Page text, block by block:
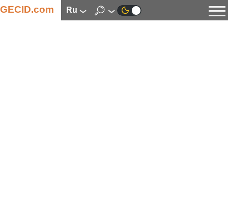
GECID.com ru